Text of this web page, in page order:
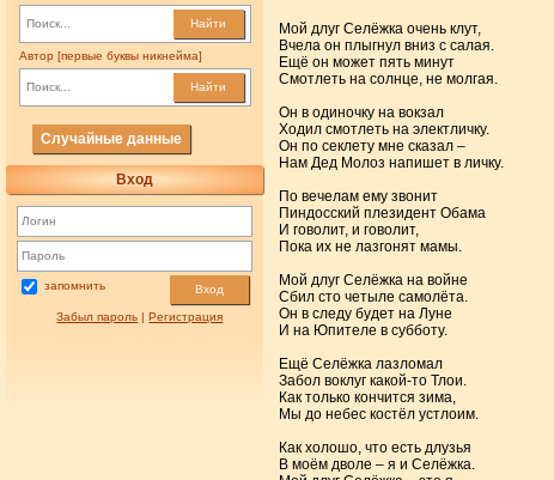
Найти
Автор [первые буквы никнейма]
Найти
Случайные данные
Вход
запомнить Вход
Забыл пароль |Регистрация
Мой длуг Селёжка очень клут,
Вчела он плыгнул вниз с салая.
Ещё он может пять минут
Смотлеть на солнце, не молгая.
Он в одиночку на вокзал
Ходил смотлеть на электличку.
Он по секлету мне сказал –
Нам Дед Молоз напишет в личку.
По вечелам ему звонит
Пиндосский плезидент Обама
И говолит, и говолит,
Пока их не лазгонят мамы.
Мой длуг Селёжка на войне
Сбил сто четыле самолёта.
Он в следу будет на Луне
И на Юпителе в субботу.
Ещё Селёжка лазломал
Забол воклуг какой-то Тлои.
Как только кончится зима,
Мы до небес костёл устлоим.
Как холошо, что есть длузья
В моём дволе – я и Селёжка.